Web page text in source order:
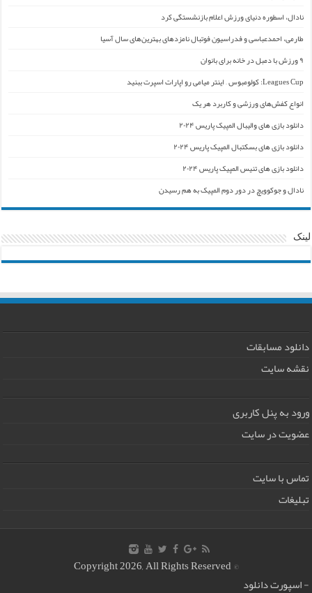
نادال، اسطوره دنیای ورزش اعلام بازنشستگی کرد
طارمی، احمدعباسی و فدراسیون فوتبال نامزدهای بهترین‌های سال آسیا
۹ ورزش با دمبل در خانه برای بانوان
Leagues Cup: کولومبوس – اینتر میامی رو اپارات اسپرت ببنید
انواع کفش‌های ورزشی و کاربرد هر یک
دانلود بازی های والیبال المپیک پاریس ۲۰۲۴
دانلود بازی های بسکتبال المپیک پاریس ۲۰۲۴
دانلود بازی های تنیس المپیک پاریس ۲۰۲۴
نادال و جوکوویچ در دور دوم المپیک به هم رسیدن
لینک
دانلود مسابقات
نقشه سایت
ورود به پنل کاربری
عضویت در سایت
تماس با سایت
تبلیغات
© Copyright 2026, All Rights Reserved
-اسپورت دانلود